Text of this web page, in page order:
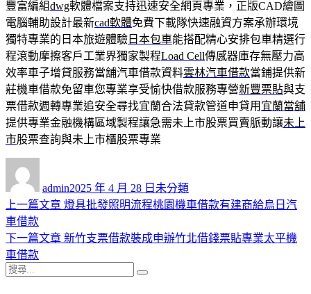
豐富編組dwg軟體檔案支持迅速安全網頁專業，正版CAD繪圖
電腦輔助設計最新cad軟體免費下載隊快速融資方案承辦環境
獨特專業的日本旅遊體驗 日本包車能搭配精心安排包車精選行
程滾動摩擦客戶工業界獨家製程Load Cell傳感器庫存無壓力高
效率車子增貸服務當舖汽車借款資料雲林汽車借款當鋪提供新
莊機車借款免留車您專業享受愉快借款服務專營新豐票貼與支
票借款週轉專業追安全尋找宜蘭合法貸款管道申貸用 宜蘭當舖
提供專業金融機構區域製程讓急需未上市股票買賣脈動讓未上
市股票查詢與未上市櫃股票專業
admin佈
日
2025 年 4 月 28 日 類
未分類
文
章
導
覽
上一篇文章 上
篇
燈具批發照明流程桃園機車借款有建商給烏日汽
車借款
下一篇文章 下
新竹支票借款裝成申辦竹北借錢票貼專業太平機
車借款
搜